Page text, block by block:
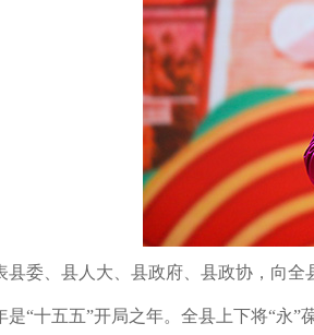
县委、县人大、县政府、县政协，向
是“十五五”开局之年。全县上下将“永